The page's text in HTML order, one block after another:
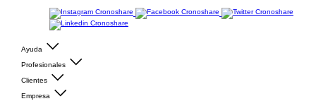
Ayuda
Profesionales
Clientes
Empresa